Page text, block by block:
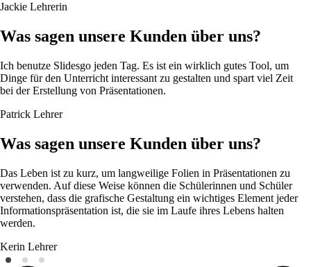
Jackie Lehrerin
Was sagen unsere Kunden über uns?
Ich benutze Slidesgo jeden Tag. Es ist ein wirklich gutes Tool, um
Dinge für den Unterricht interessant zu gestalten und spart viel Zeit
bei der Erstellung von Präsentationen.
Patrick Lehrer
Was sagen unsere Kunden über uns?
Das Leben ist zu kurz, um langweilige Folien in Präsentationen zu
verwenden. Auf diese Weise können die Schülerinnen und Schüler
verstehen, dass die grafische Gestaltung ein wichtiges Element jeder
Informationspräsentation ist, die sie im Laufe ihres Lebens halten
werden.
Kerin Lehrer